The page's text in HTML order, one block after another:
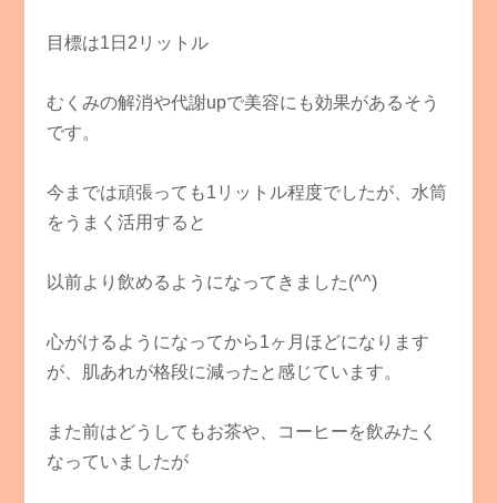
目標は1日2リットル
むくみの解消や代謝upで美容にも効果があるそう
です。
今までは頑張っても1リットル程度でしたが、水筒
をうまく活用すると
以前より飲めるようになってきました(^^)
心がけるようになってから1ヶ月ほどになります
が、肌あれが格段に減ったと感じています。
また前はどうしてもお茶や、コーヒーを飲みたく
なっていましたが